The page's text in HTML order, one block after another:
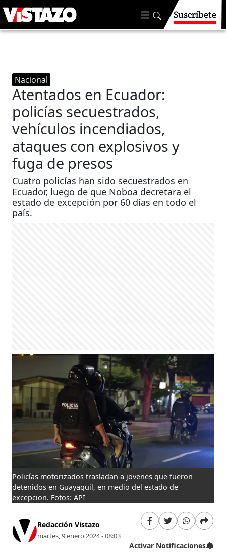
Suscríbete
Nacional
Atentados en Ecuador:
policías secuestrados,
vehículos incendiados,
ataques con explosivos y
fuga de presos
Cuatro policías han sido secuestrados en
Ecuador, luego de que Noboa decretara el
estado de excepción por 60 días en todo el
país.
Policías motorizados trasladan a jovenes que fueron
detenidos en Guayaquil, en medio del estado de
excepcion. Fotos: API
Redacción Vistazo
martes, 9 enero 2024 - 08:03
Activar Notificaciones